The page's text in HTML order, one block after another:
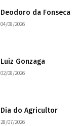
Deodoro da Fonseca
04/08/2026
Luiz Gonzaga
02/08/2026
Dia do Agricultor
28/07/2026